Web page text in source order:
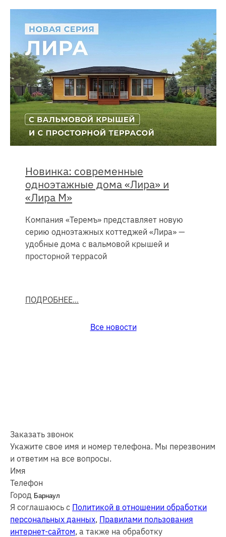
Новинка: современные
одноэтажные дома «Лира» и
«Лира М»
Компания «Теремъ» представляет новую
серию одноэтажных коттеджей «Лира» —
удобные дома с вальмовой крышей и
просторной террасой
ПОДРОБНЕЕ
Все новости
Заказать звонок
Укажите свое имя и номер телефона. Мы перезвоним
и ответим на все вопросы.
Имя
Телефон
Город
Я соглашаюсь с Политикой в отношении обработки
персональных данных, Правилами пользования
интернет-сайтом, а также на обработку